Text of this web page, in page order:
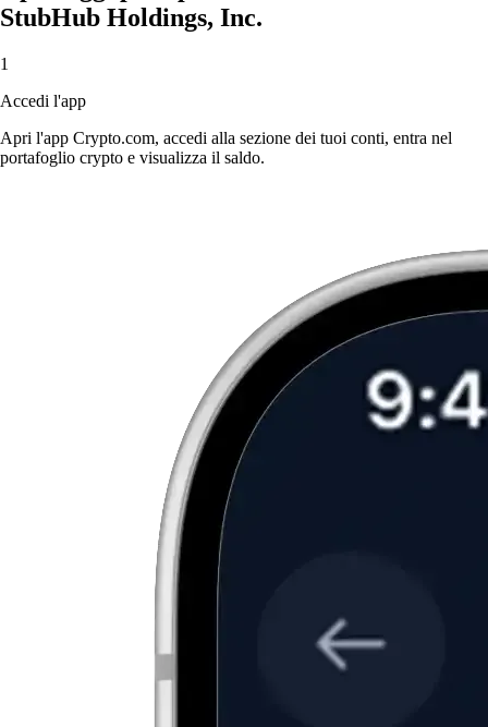
StubHub Holdings, Inc.
1
Accedi l'app
Apri l'app Crypto.com, accedi alla sezione dei tuoi conti, entra nel
portafoglio crypto e visualizza il saldo.